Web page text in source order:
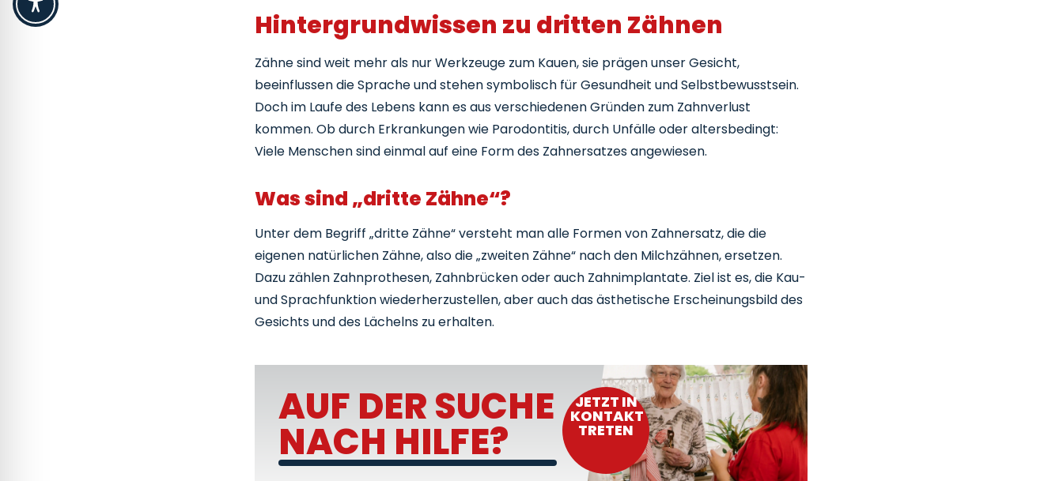
Ablauf beim Zahnarzt
Erstberatung
Diagnostik und Planung
Heil- und Kostenplan
Nachsorge und Kontrolle
Tipps für Patienten
Heil- und Kostenplan gründlich prüfen
Eigenanteile durch Zahnzusatzversicherung absichern
Regelmäßige Zahnpflege für maximale Haltbarkeit
Hintergrundwissen zu dritten Zähnen
Zähne sind weit mehr als nur Werkzeuge zum Kauen, sie prägen unser Gesicht,
beeinflussen die Sprache und stehen symbolisch für Gesundheit und Selbstbewusstsein.
Doch im Laufe des Lebens kann es aus verschiedenen Gründen zum Zahnverlust
kommen. Ob durch Erkrankungen wie Parodontitis, durch Unfälle oder altersbedingt:
Viele Menschen sind einmal auf eine Form des Zahnersatzes angewiesen.
Was sind „dritte Zähne“?
Unter dem Begriff „dritte Zähne“ versteht man alle Formen von Zahnersatz, die die
eigenen natürlichen Zähne, also die „zweiten Zähne“ nach den Milchzähnen, ersetzen.
Dazu zählen Zahnprothesen, Zahnbrücken oder auch Zahnimplantate. Ziel ist es, die Kau-
und Sprachfunktion wiederherzustellen, aber auch das ästhetische Erscheinungsbild des
Gesichts und des Lächelns zu erhalten.
AUF DER SUCHE
NACH HILFE?
JETZT IN
KONTAKT
TRETEN